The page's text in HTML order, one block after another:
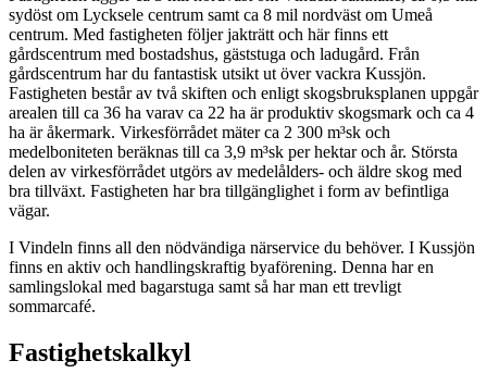
sydöst om Lycksele centrum samt ca 8 mil nordväst om Umeå
centrum. Med fastigheten följer jakträtt och här finns ett
gårdscentrum med bostadshus, gäststuga och ladugård. Från
gårdscentrum har du fantastisk utsikt ut över vackra Kussjön.
Fastigheten består av två skiften och enligt skogsbruksplanen uppgår
arealen till ca 36 ha varav ca 22 ha är produktiv skogsmark och ca 4
ha är åkermark. Virkesförrådet mäter ca 2 300 m³sk och
medelboniteten beräknas till ca 3,9 m³sk per hektar och år. Största
delen av virkesförrådet utgörs av medelålders- och äldre skog med
bra tillväxt. Fastigheten har bra tillgänglighet i form av befintliga
vägar.
I Vindeln finns all den nödvändiga närservice du behöver. I Kussjön
finns en aktiv och handlingskraftig byaförening. Denna har en
samlingslokal med bagarstuga samt så har man ett trevligt
sommarcafé.
Fastighetskalkyl